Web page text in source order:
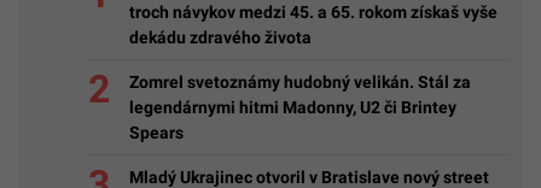
troch návykov medzi 45. a 65. rokom získaš vyše
dekádu zdravého života
Zomrel svetoznámy hudobný velikán. Stál za
legendárnymi hitmi Madonny, U2 či Brintey
Spears
Mladý Ukrajinec otvoril v Bratislave nový street